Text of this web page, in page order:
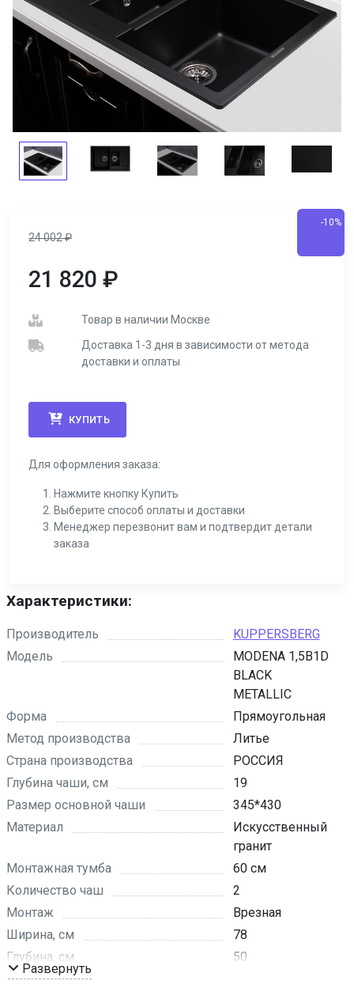
24 002₽
-10%
21 820 ₽
Товар в наличии Москве
Доставка 1-3 дня в зависимости от метода
доставки и оплаты
КУПИТЬ
Для оформления заказа:
Нажмите кнопку Купить
Выберите способ оплаты и доставки
Менеджер перезвонит вам и подтвердит детали
заказа
Характеристики:
Производитель
KUPPERSBERG
Модель
MODENA 1,5B1D
BLACK
METALLIC
Форма
Прямоугольная
Метод производства
Литье
Страна производства
РОССИЯ
Глубина чаши, см
19
Размер основной чаши
345*430
Материал
Искусственный
гранит
Монтажная тумба
60 см
Количество чаш
2
Монтаж
Врезная
Ширина, см
78
Глубина, см
50
Цвет
Развернуть